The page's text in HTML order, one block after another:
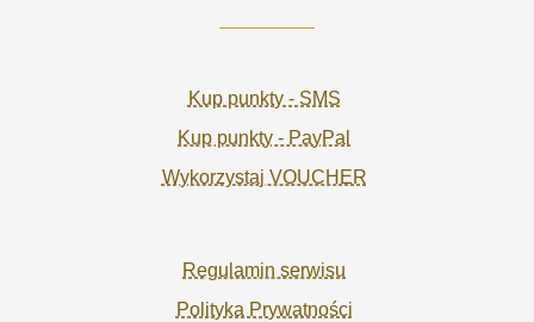
Kup punkty - SMS
Kup punkty - PayPal
Wykorzystaj VOUCHER
Regulamin serwisu
Polityka Prywatności